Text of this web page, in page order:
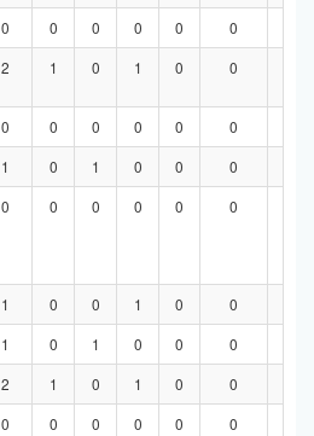
0 0 0 0 0 0
2 1 0 1 0 0
0 0 0 0 0 0
1 0 1 0 0 0
0 0 0 0 0 0
1 0 0 1 0 0
1 0 1 0 0 0
2 1 0 1 0 0
0 0 0 0 0 0